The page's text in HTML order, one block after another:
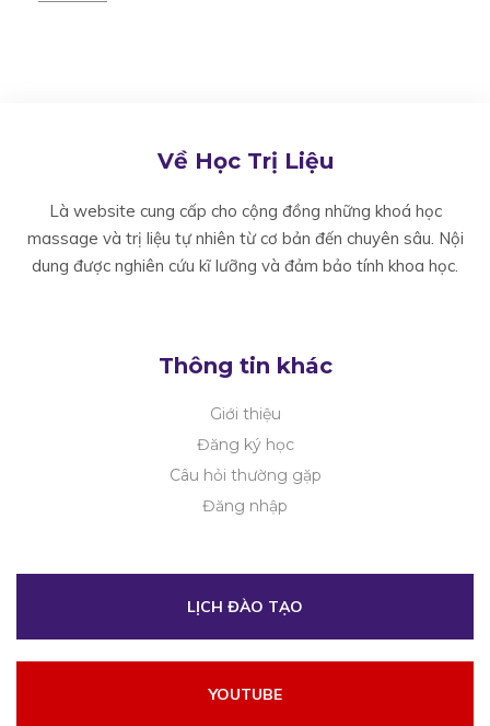
và
cách
Về Học Trị Liệu
Là website cung cấp cho cộng đồng những khoá học
massage và trị liệu tự nhiên từ cơ bản đến chuyên sâu. Nội
dung được nghiên cứu kĩ lưỡng và đảm bảo tính khoa học.
Thông tin khác
Giới thiệu
Đăng ký học
Câu hỏi thường gặp
Đăng nhập
LỊCH ĐÀO TẠO
YOUTUBE